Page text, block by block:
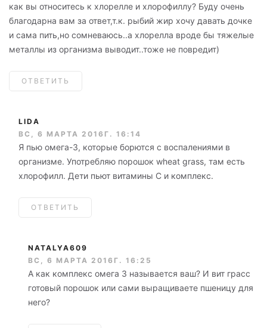
как вы относитесь к хлорелле и хлорофиллу? Буду очень
благодарна вам за ответ,т.к. рыбий жир хочу давать дочке
и сама пить,но сомневаюсь..а хлорелла вроде бы тяжелые
металлы из организма выводит..тоже не повредит)
ОТВЕТИТЬ
LIDA
ВС, 6 МАРТА 2016Г. 16:14
Я пью омега-3, которые борются с воспалениями в
организме. Употребляю порошок wheat grass, там есть
хлорофилл. Дети пьют витамины С и комплекс.
ОТВЕТИТЬ
NATALYA609
ВС, 6 МАРТА 2016Г. 16:25
А как комплекс омега 3 называется ваш? И вит грасс
готовый порошок или сами выращиваете пшеницу для
него?